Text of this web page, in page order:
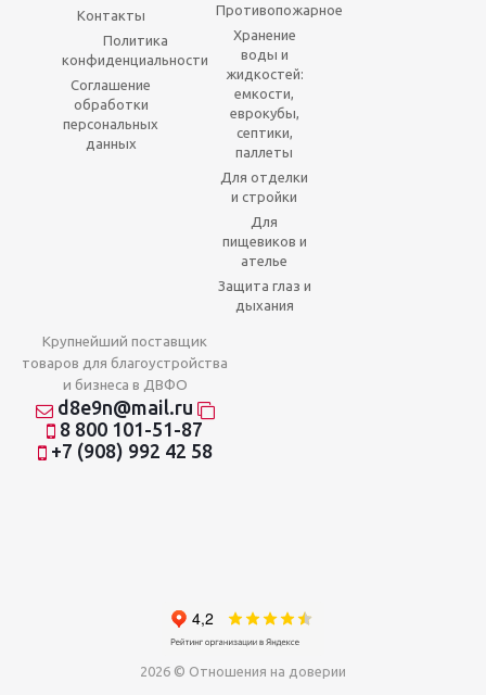
Контакты
Политика
конфиденциальности
Соглашение
обработки
персональных
данных
Противопожарное
Хранение
воды и
жидкостей:
емкости,
еврокубы,
септики,
паллеты
Для отделки
и стройки
Для
пищевиков и
ателье
Защита глаз и
дыхания
Крупнейший поставщик
товаров для благоустройства
и бизнеса в ДВФО
d8e9n@mail.ru
8 800 101-51-87
+7 (908) 992 42 58
2026 © Отношения на доверии